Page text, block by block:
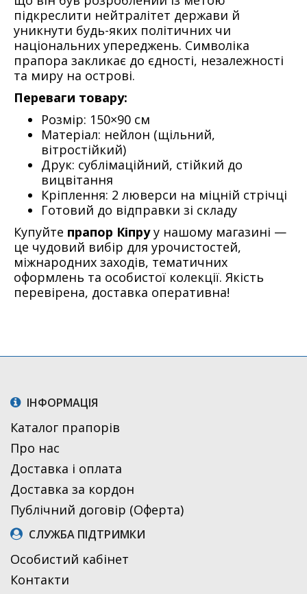
підкреслити нейтралітет держави й
уникнути будь-яких політичних чи
національних упереджень. Символіка
прапора закликає до єдності, незалежності
та миру на острові.
Переваги товару:
Розмір: 150×90 см
Матеріал: нейлон (щільний,
вітростійкий)
Друк: сублімаційний, стійкий до
вицвітання
Кріплення: 2 люверси на міцній стрічці
Готовий до відправки зі складу
Купуйте прапор Кіпруу нашому магазині —
це чудовий вибір для урочистостей,
міжнародних заходів, тематичних
оформлень та особистої колекції. Якість
перевірена, доставка оперативна!
ІНФОРМАЦІЯ
Каталог прапорів
Про нас
Доставка і оплата
Доставка за кордон
Публічний договір (Оферта)
СЛУЖБА ПІДТРИМКИ
Особистий кабінет
Контакти